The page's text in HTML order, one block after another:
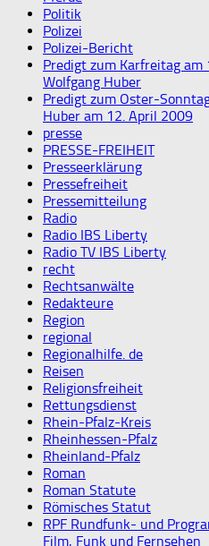
Politik
Polizei
Polizei-Bericht
Predigt zum Karfreitag am
Wolfgang Huber
Predigt zum Oster-
Huber am 12. April 2009
presse
PRESSE-FREIHEIT
Presseerklärung
Pressefreiheit
Pressemitteilung
Radio
Radio IBS Liberty
Radio TV IBS Liberty
recht
Rechtsanwälte
Redakteure
Region
regional
Regionalhilfe. de
Reisen
Religionsfreiheit
Rettungsdienst
Rhein-Pfalz-Kreis
Rheinhessen-Pfalz
Rheinland-Pfalz
Roman
Roman Statute
Römisches Statut
RPF Rundfunk- und
Film, Funk und Fernsehen